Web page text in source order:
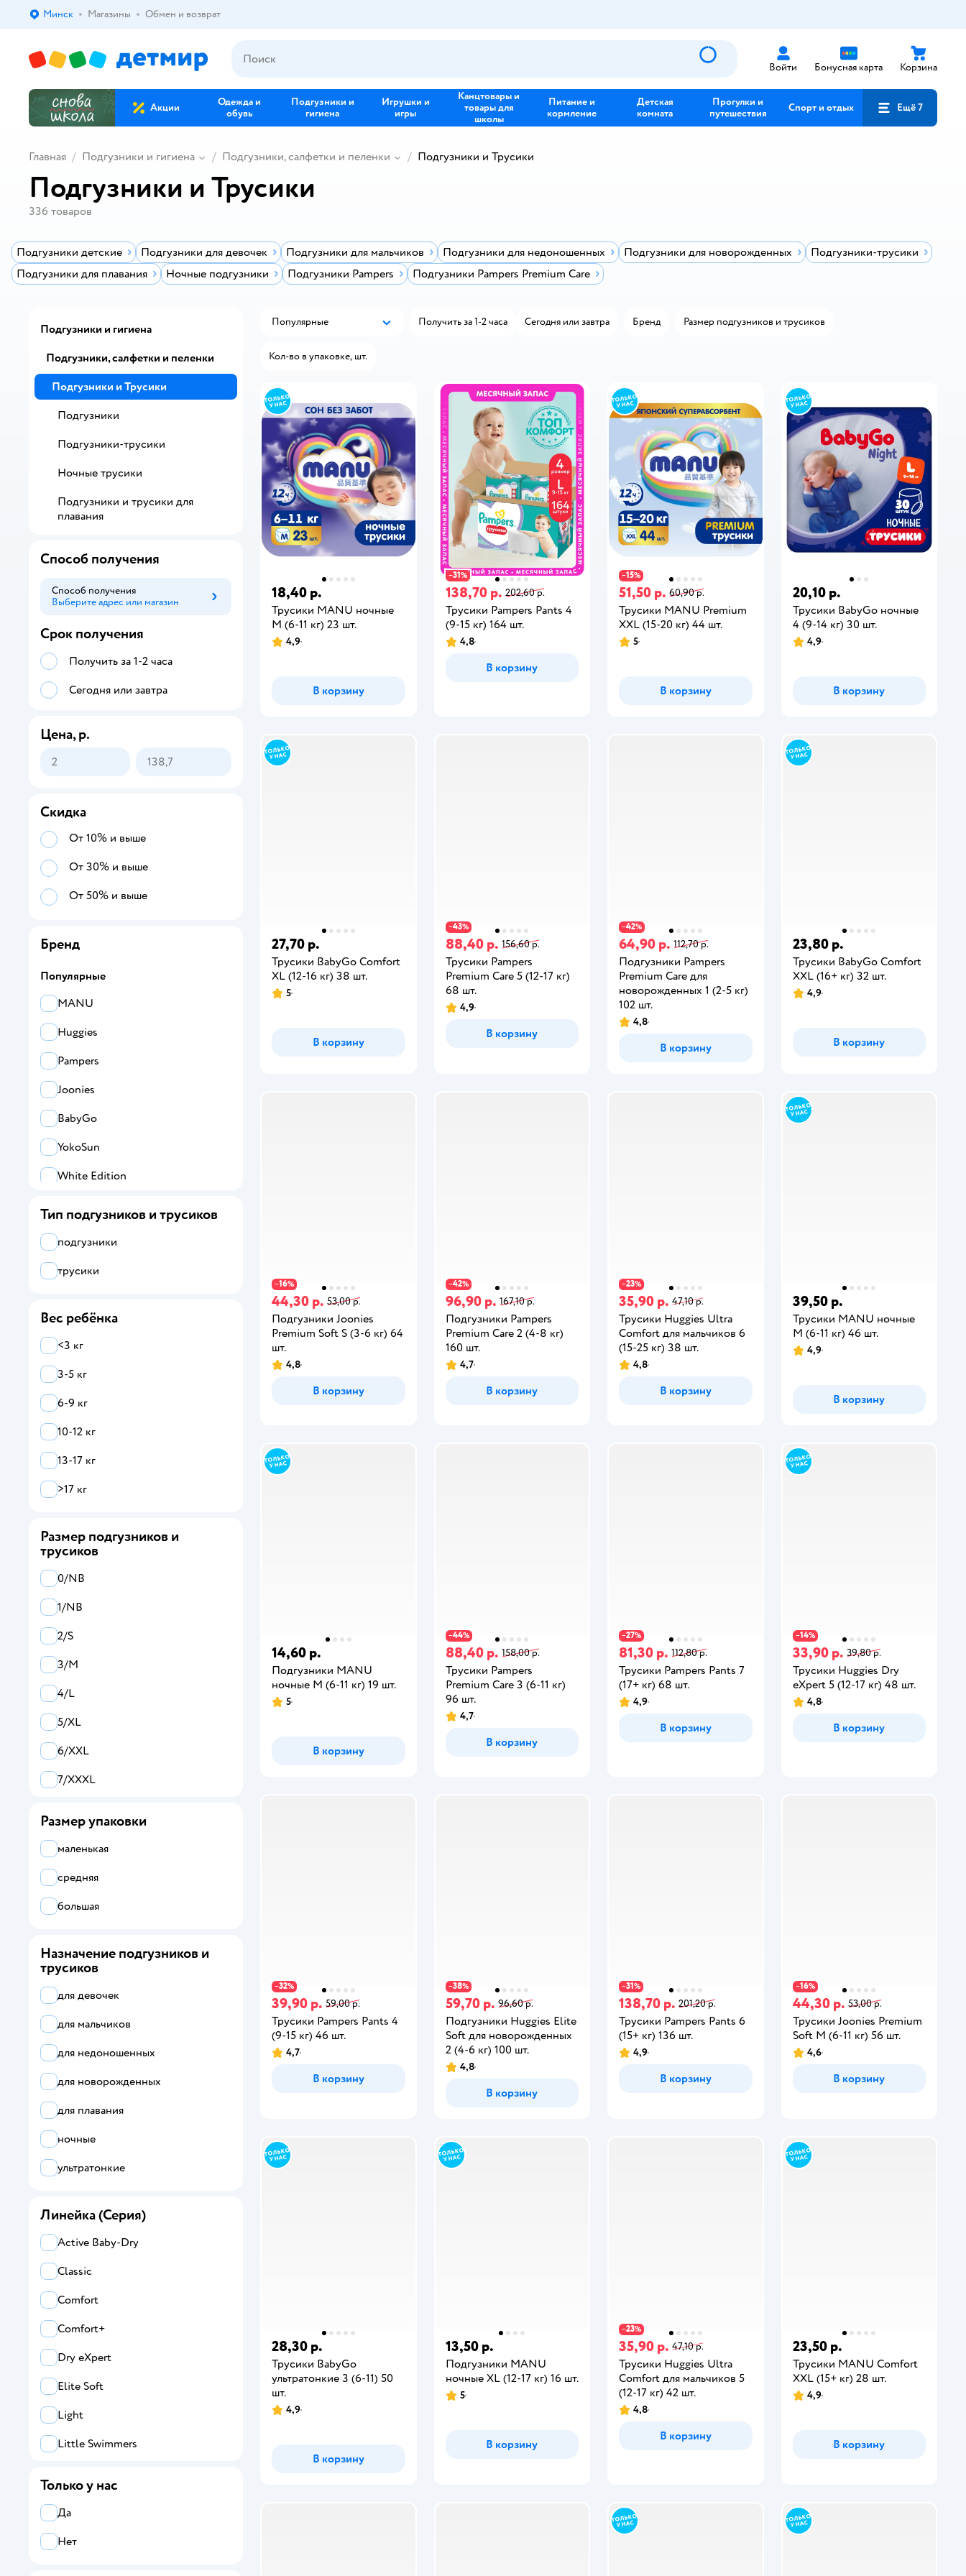
Выбор адреса доставки.
Минск Магазины Обмен и возврат
Войти Бонусная карта Корзина
Акции
Одежда и
обувь
Подгузники и
гигиена
Игрушки и
игры
Канцтовары и
товары для
школы
Питание и
кормление
Детская
комната
Прогулки и
путешествия
Спорт и отдых Ещё 7
Главная Подгузники и гигиена Подгузники, салфетки и пеленки Подгузники и Трусики
Подгузники и Трусики
336 товаров
Подгузники детские Подгузники для девочек Подгузники для мальчиков Подгузники для недоношенных Подгузники для новорожденных
Подгузники-трусики
Подгузники для плавания
Ночные подгузники Подгузники Pampers Подгузники Pampers Premium Care
Популярные
Популярные Получить за 1-2 часа Сегодня или завтра Бренд Размер подгузников и трусиков
Кол-во в упаковке, шт.
18,40 р.
Трусики MANU ночные
M (6-11 кг) 23 шт.
4,9
В корзину
−31 %
138,70 р. 202,60 р.
Трусики Pampers Pants 4
(9-15 кг) 164 шт.
4,8
В корзину
−15%
51,50 р. 60,90 р.
Трусики MANU Premium
XXL (15-20 кг) 44 шт.
5
В корзину
20,10 р.
Трусики BabyGo ночные
4 (9-14 кг) 30 шт.
4,9
В корзину
27,70 р.
Трусики BabyGo Comfort
XL (12-16 кг) 38 шт.
5
В корзину
−43%
88,40 р. 156,60 р.
Трусики Pampers
Premium Care 5 (12-17 кг)
68 шт.
4,9
В корзину
−42%
64,90 р. 112,70 р.
Подгузники Pampers
Premium Care для
новорожденных 1 (2-5 кг)
102 шт.
4,8
В корзину
23,80 р.
Трусики BabyGo Comfort
XXL (16+ кг) 32 шт.
4,9
В корзину
−16%
44,30 р. 53,00 р.
Подгузники Joonies
Premium Soft S (3-6 кг) 64
шт.
4,8
В корзину
−42%
96,90 р. 167,10 р.
Подгузники Pampers
Premium Care 2 (4-8 кг)
160 шт.
4,7
В корзину
−23%
35,90 р. 47,10 р.
Трусики Huggies Ultra
Comfort для мальчиков 6
(15-25 кг) 38 шт.
4,8
В корзину
39,50 р.
Трусики MANU ночные
M (6-11 кг) 46 шт.
4,9
В корзину
14,60 р.
Подгузники MANU
ночные M (6-11 кг) 19 шт.
5
В корзину
−44%
88,40 р. 158,00 р.
Трусики Pampers
Premium Care 3 (6-11 кг)
96 шт.
4,7
В корзину
−27%
81,30 р. 112,80 р.
Трусики Pampers Pants 7
(17+ кг) 68 шт.
4,9
В корзину
−14%
33,90 р. 39,80 р.
Трусики Huggies Dry
eXpert 5 (12-17 кг) 48 шт.
4,8
В корзину
−32%
39,90 р. 59,00 р.
Трусики Pampers Pants 4
(9-15 кг) 46 шт.
4,7
В корзину
−38%
59,70 р. 96,60 р.
Подгузники Huggies Elite
Soft для новорожденных
2 (4-6 кг) 100 шт.
4,8
В корзину
−31%
138,70 р. 201,20 р.
Трусики Pampers Pants 6
(15+ кг) 136 шт.
4,9
В корзину
−16%
44,30 р. 53,00 р.
Трусики Joonies Premium
Soft M (6-11 кг) 56 шт.
4,6
В корзину
28,30 р.
Трусики BabyGo
ультратонкие 3 (6-11) 50
шт.
4,9
В корзину
13,50 р.
Подгузники MANU
ночные XL (12-17 кг) 16 шт.
5
В корзину
−23%
35,90 р. 47,10 р.
Трусики Huggies Ultra
Comfort для мальчиков 5
(12-17 кг) 42 шт.
4,8
В корзину
23,50 р.
Трусики MANU Comfort
XXL (15+ кг) 28 шт.
4,9
В корзину
Подгузники и гигиена
Подгузники, салфетки и пеленки
Подгузники и Трусики
Подгузники
Подгузники-трусики
Ночные трусики
Подгузники и трусики для
плавания
Способ получения
Способ получения
Выберите адрес или магазин
Способ получения
Срок получения
Получить за 1-2 часа
Сегодня или завтра
Цена, р.
Скидка
От 10% и выше
От 30% и выше
От 50% и выше
Бренд
Популярные
MANU
Huggies
Pampers
Joonies
BabyGo
YokoSun
White Edition
BabyGo
Huggies
Joonies
Kioshi
MANU
Merries
MIU
SENSO BABY
Tanoshi
White Edition
YokoSun
Тип подгузников и трусиков
подгузники
трусики
Вес ребёнка
<3 кг
3-5 кг
6-9 кг
10-12 кг
13-17 кг
>17 кг
Размер подгузников и
трусиков
0/NB
1/NB
2/S
3/M
4/L
5/XL
6/XXL
7/XXXL
Размер упаковки
маленькая
средняя
большая
Назначение подгузников и
трусиков
для девочек
для мальчиков
для недоношенных
для новорожденных
для плавания
ночные
ультратонкие
Линейка (Серия)
Active Baby-Dry
Classic
Comfort
Comfort+
Dry eXpert
Elite Soft
Light
Little Swimmers
Только у нас
Да
Нет